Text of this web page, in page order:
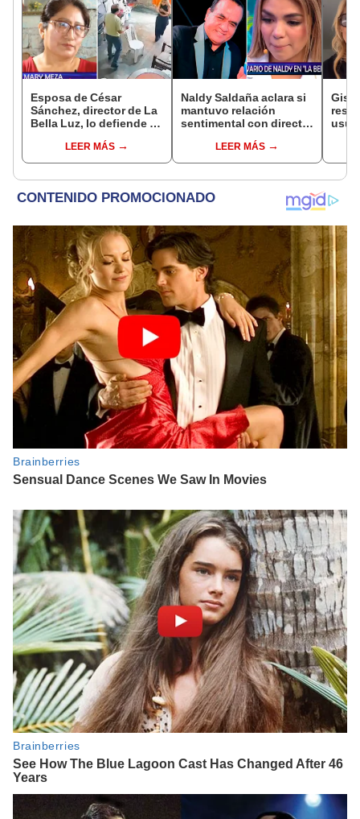
Esposa de César
Sánchez, director de La
Bella Luz, lo defiende y
relación clandestina
con Naldy Saldaña:
LEER MÁS
Naldy Saldaña aclara si
mantuvo relación
sentimental con director
denunciarlo por
tocamientos: “Me
LEER MÁS